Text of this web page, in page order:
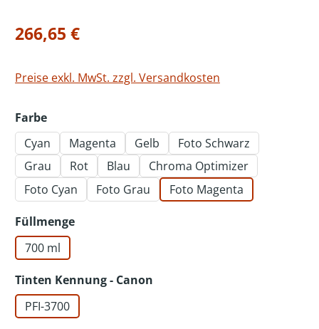
Regulärer Preis:
266,65 €
Preise exkl. MwSt. zzgl. Versandkosten
Farbeauswählen
Cyan
Magenta Gelb
Foto Schwarz
Grau
Rot Blau
Chroma Optimizer
Foto Cyan
Foto Grau Foto Magenta
Füllmengeauswählen
700 ml
Tinten Kennung - Canon
PFI-3700